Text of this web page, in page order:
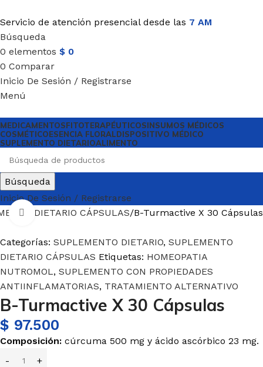
Servicio de atención presencial desde las 7 AM
Búsqueda
0 elementos $ 0
0 Comparar
Inicio De Sesión / Registrarse
Menú
MEDICAMENTOSFITOTERAPÉUTICOSINSUMOS MÉDICOS
COSMÉTICOESENCIA FLORALDISPOSITIVO MÉDICO
SUPLEMENTO DIETARIOALIMENTO
Búsqueda
Inicio De Sesión / Registrarse
DIETARIO CÁPSULAS B-Turmactive X 30 Cápsulas
Haga Click para agrandar
Categorías: SUPLEMENTO DIETARIO, SUPLEMENTO
DIETARIO CÁPSULAS Etiquetas: HOMEOPATIA
NUTROMOL, SUPLEMENTO CON PROPIEDADES
ANTIINFLAMATORIAS, TRATAMIENTO ALTERNATIVO
B-Turmactive X 30 Cápsulas
$ 97.500
Composición: cúrcuma 500 mg y ácido ascórbico 23 mg.